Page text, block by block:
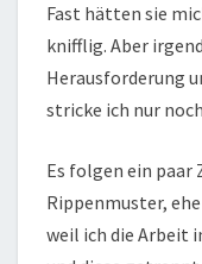
Fast hätten sie
knifflig. Aber
Herausforderung
stricke ich nur
Es folgen ein
Rippenmuster,
weil ich die Arbeit